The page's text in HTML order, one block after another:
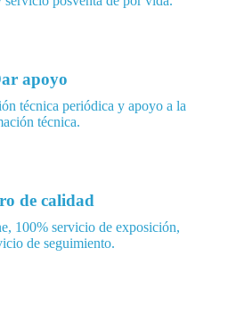
apoyo
técnica periódica y apoyo a la
técnica.
de calidad
100% servicio de exposición,
de seguimiento.